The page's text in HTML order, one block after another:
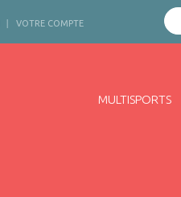
VOTRE COMPTE
MULTISPORTS